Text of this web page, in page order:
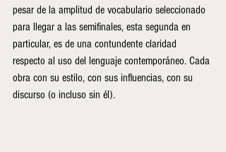
pesar de la amplitud de vocabulario seleccionado
para llegar a las semifinales, esta segunda en
particular, es de una contundente claridad
respecto al uso del lenguaje contemporáneo. Cada
obra con su estilo, con sus influencias, con su
discurso (o incluso sin él).